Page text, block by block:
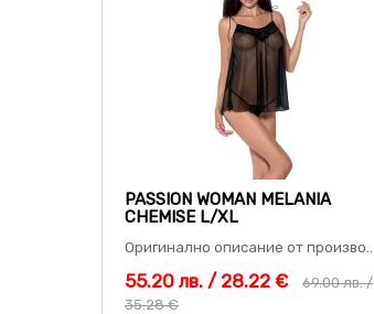
PASSION WOMAN MELANIA
CHEMISE L/XL
Оригинално описание от произво..
55.20 лв. / 28.22 €
69.00 лв. /
35.28 €